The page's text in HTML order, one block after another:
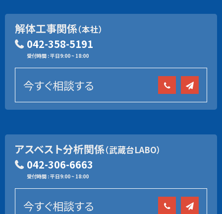
解体工事関係（本社）
042-358-5191
受付時間 : 平日9:00 ~ 18:00
今すぐ相談する
アスベスト分析関係（武蔵台LABO）
042-306-6663
受付時間 : 平日9:00 ~ 18:00
今すぐ相談する